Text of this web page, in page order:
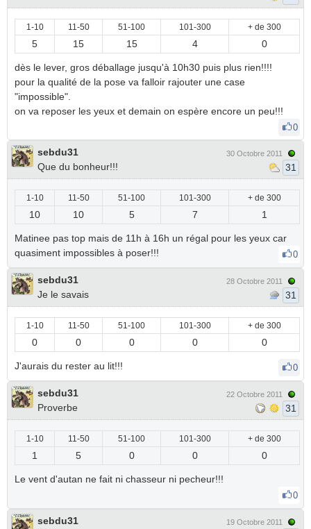
1-10 11-50 51-100 101-300 + de 300
5 15 15 4 0
dès le lever, gros déballage jusqu'à 10h30 puis plus rien!!!!
pour la qualité de la pose va falloir rajouter une case
"impossible".
on va reposer les yeux et demain on espère encore un peu!!!
0
sebdu31
Que du bonheur!!!
30 Octobre 2011
31
1-10 11-50 51-100 101-300 + de 300
10 10 5 7 1
Matinee pas top mais de 11h à 16h un régal pour les yeux car
quasiment impossibles à poser!!!
0
sebdu31
Je le savais
28 Octobre 2011
31
1-10 11-50 51-100 101-300 + de 300
0 0 0 0 0
J'aurais du rester au lit!!! 0
sebdu31
Proverbe
22 Octobre 2011
31
1-10 11-50 51-100 101-300 + de 300
1 5 0 0 0
Le vent d'autan ne fait ni chasseur ni pecheur!!!
0
sebdu31
19 Octobre 2011